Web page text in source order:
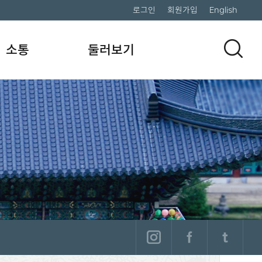
로그인 회원가입 English
소통 둘러보기